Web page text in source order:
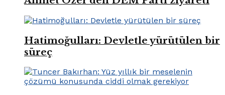
Hatimoğulları: Devletle yürütülen bir
süreç